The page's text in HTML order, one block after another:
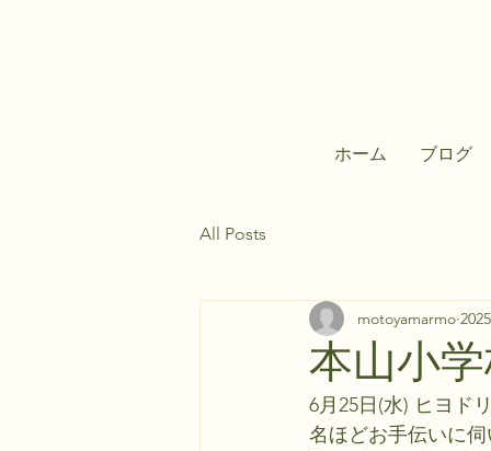
ホーム ブログ
All Posts
本山小
motoyamarmo
6月25日(水) ヒヨド
名ほどお手伝いに